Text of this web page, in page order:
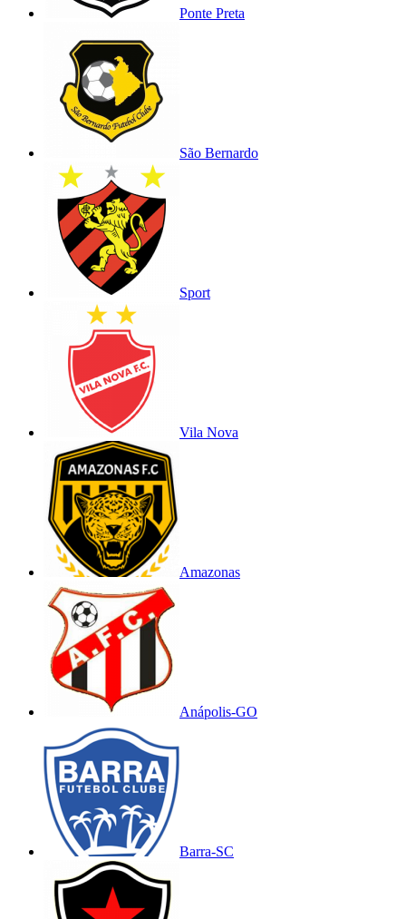
Ponte Preta
São Bernardo
Sport
Vila Nova
Amazonas
Anápolis-GO
Barra-SC